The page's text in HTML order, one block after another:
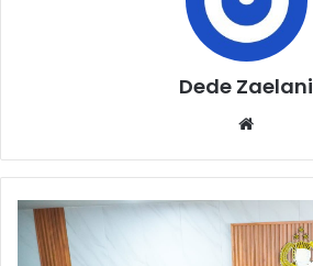
Dede Zaelani
Hanya
Demi
Sabu